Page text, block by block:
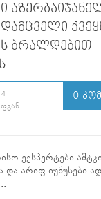
ᲑᲠᲐᲚᲓᲔᲑᲘᲗ
0
ექსპერტები
არიფ იუნუსები